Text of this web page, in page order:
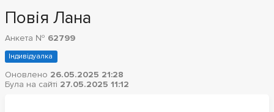
Повія Лана
Анкета № 62799
Індивідуалка
Оновлено 26.05.2025 21:28
Була на сайті 27.05.2025 11:12